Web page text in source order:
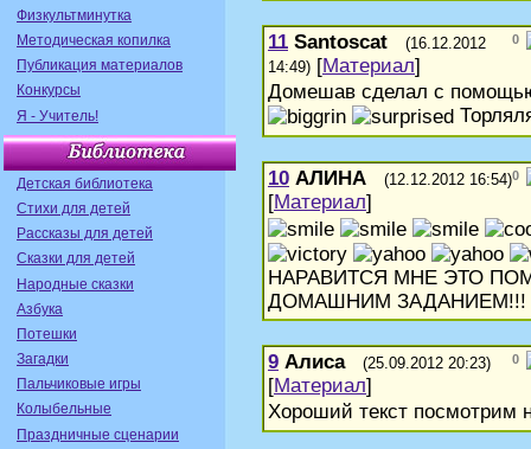
Физкультминутка
Методическая копилка
Публикация материалов
Конкурсы
Я - Учитель!
Детская библиотека
Стихи для детей
Рассказы для детей
Сказки для детей
Народные сказки
Азбука
Потешки
Загадки
Пальчиковые игры
Колыбельные
Праздничные сценарии
0
11 Santoscat
(16.12.2012
14:49) [Материал]
Домешав сделал с
0
10 АЛИНА (12.12.2012 16:54)
[Материал]
НАРАВИТСЯ МНЕ ЭТО
ДОМАШНИМ ЗАДАНИЕМ!!!
0
9 Алиса (25.09.2012 20:23)
[Материал]
Хороший текст посмотрим